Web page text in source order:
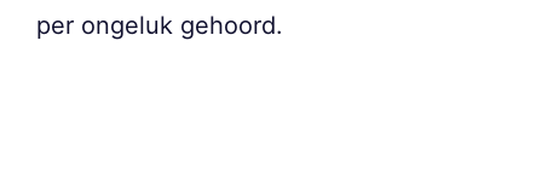
per ongeluk gehoord.